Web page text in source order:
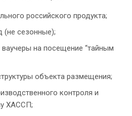
российского продукта;
(не сезонные);
на посещение “тайным
объекта размещения;
контроля и
ХАССП;